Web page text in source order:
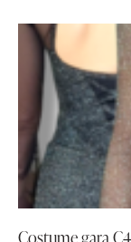
Costume gara